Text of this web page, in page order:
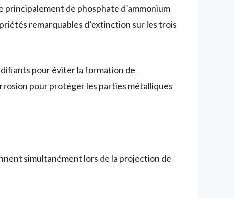
de phosphate d’ammonium
remarquables d’extinction sur les trois
pour éviter la formation de
pour protéger les parties métalliques
simultanément lors de la projection de